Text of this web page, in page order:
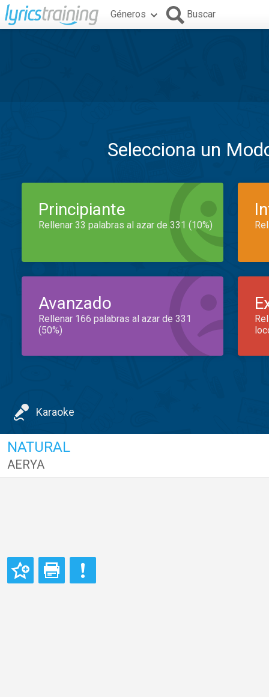
Géneros Buscar
Selecciona un
Principiante
Rellenar 33 palabras al azar de 331 (10%)
Avanzado
Rellenar 166 palabras al azar de 331
(50%)
Karaoke
NATURAL
AERYA